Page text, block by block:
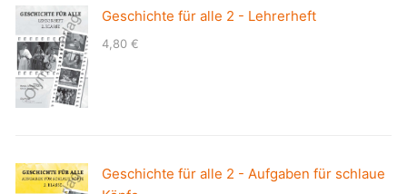
Geschichte für alle 2 - Lehrerheft
4,80€
Geschichte für alle 2 - Aufgaben für schlaue